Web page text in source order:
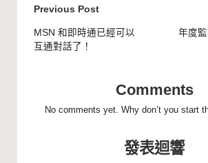
Post
navigation
Previous Post
MSN 和即時通已經可以
互通對話了！
年度
Comments
No comments yet. Why don’t you start
發表迴響